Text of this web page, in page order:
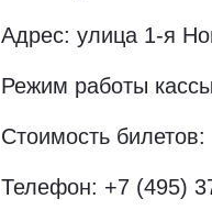
Адрес: улица 1-я
Режим работы
Стоимость
Телефон: +7 (495)